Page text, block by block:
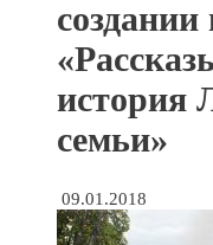
история
семьи»
09.01.2018